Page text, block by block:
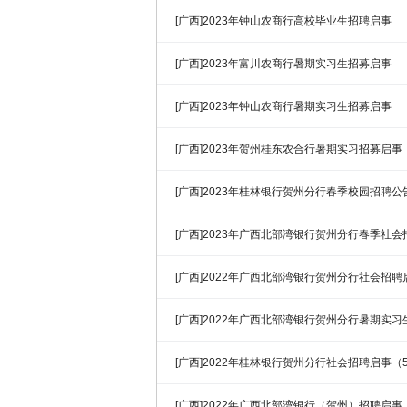
[广西]2023年钟山农商行高校毕业生招聘启事
[广西]2023年富川农商行暑期实习生招募启事
[广西]2023年钟山农商行暑期实习生招募启事
[广西]2023年贺州桂东农合行暑期实习招募启事
[广西]2023年桂林银行贺州分行春季校园招聘公
[广西]2023年广西北部湾银行贺州分行春季社会
[广西]2022年广西北部湾银行贺州分行社会招聘
[广西]2022年广西北部湾银行贺州分行暑期实习
[广西]2022年桂林银行贺州分行社会招聘启事（